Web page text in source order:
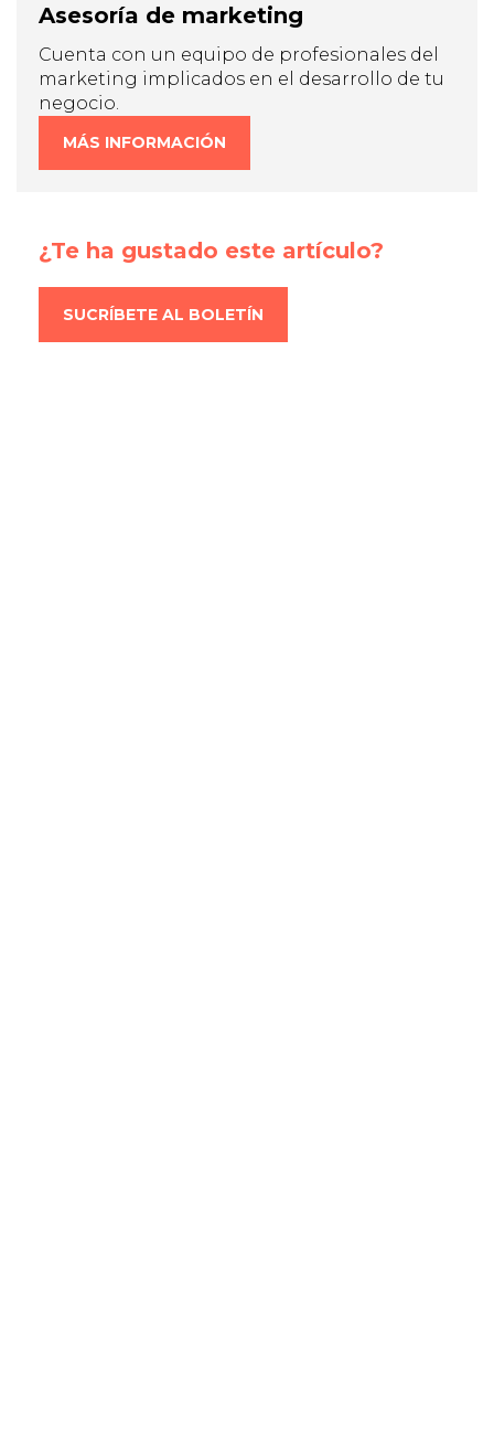
Asesoría de marketing
Cuenta con un equipo de profesionales del
marketing implicados en el desarrollo de tu
negocio.
MÁS INFORMACIÓN
¿Te ha gustado este artículo?
SUCRÍBETE AL BOLETÍN